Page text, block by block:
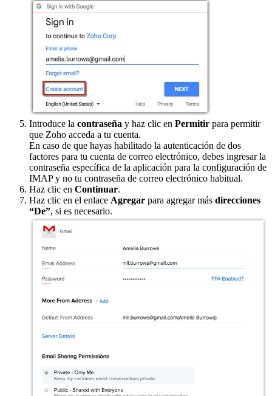
Introduce la contraseña y haz clic en Permitir para permitir
que Zoho acceda a tu cuenta.
En caso de que hayas habilitado la autenticación de dos
factores para tu cuenta de correo electrónico, debes ingresar la
contraseña específica de la aplicación para la configuración de
IMAP y no tu contraseña de correo electrónico habitual.
Haz clic en Continuar.
Haz clic en el enlace Agregar para agregar más direcciones
“De”, si es necesario.